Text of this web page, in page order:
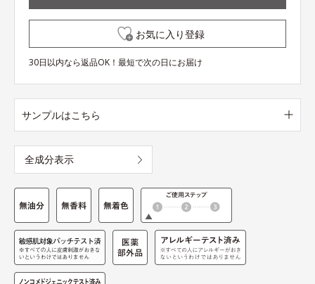
お気に入り登録
30日以内なら返品OK！最短で次の日にお届け
サンプルはこちら
全成分表示